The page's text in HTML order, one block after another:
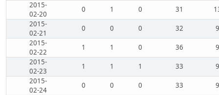
2015-
02-20
0 1 0 31
2015-
02-21
0 0 0 32
2015-
02-22
1 1 0 36
2015-
02-23
1 1 1 33
2015-
02-24
0 0 0 33